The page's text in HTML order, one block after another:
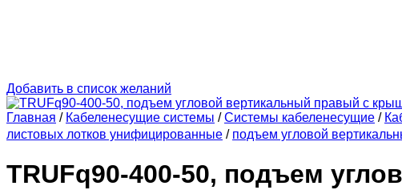
Добавить в список желаний
Главная / Кабеленесущие системы / Системы кабеленесущие /
листовых лотков унифицированные / подъем угловой
TRUFq90-400-50, подъем